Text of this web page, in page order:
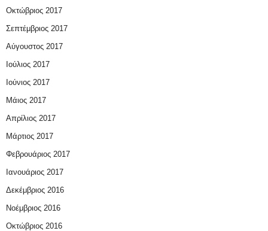
Οκτώβριος 2017
Σεπτέμβριος 2017
Αύγουστος 2017
Ιούλιος 2017
Ιούνιος 2017
Μάιος 2017
Απρίλιος 2017
Μάρτιος 2017
Φεβρουάριος 2017
Ιανουάριος 2017
Δεκέμβριος 2016
Νοέμβριος 2016
Οκτώβριος 2016